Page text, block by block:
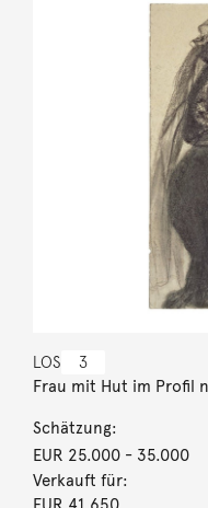
LOS 3
Frau mit Hut im Profil
Schätzung:
EUR 25.000- 35.000
Verkauft für: